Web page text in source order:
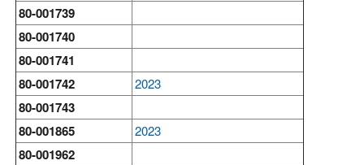
80-001739
80-001740
80-001741
80-001742
2023
80-001743
80-001865
2023
80-001962